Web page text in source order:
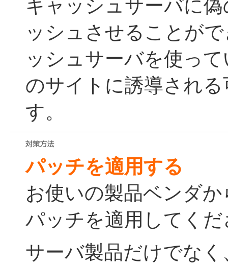
キャッシュサーバに
ッシュさせることが
ッシュサーバを使っ
のサイトに誘導され
す。
パッチを適用する
お使いの製品ベンダ
パッチを適用してくだ
サーバ製品だけでな